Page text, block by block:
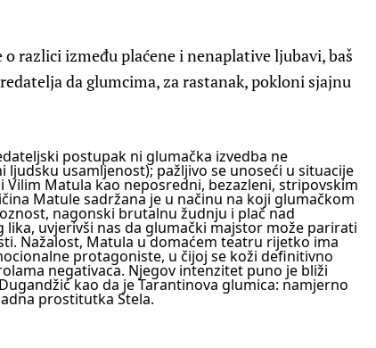
o razlici između plaćene i nenaplative ljubavi, baš
da glumcima, za rastanak, pokloni sjajnu
postupak ni glumačka izvedba ne
usamljenost); pažljivo se unoseći u situacije
Matula kao neposredni, bezazleni, stripovskim
Matule sadržana je u načinu na koji glumačkom
nagonski brutalnu žudnju i plač nad
uvjerivši nas da glumački majstor može parirati
Nažalost, Matula u domaćem teatru rijetko ima
protagoniste, u čijoj se koži definitivno
negativaca. Njegov intenzitet puno je bliži
kao da je Tarantinova glumica: namjerno
prostitutka Stela.